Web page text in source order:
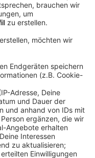
?
Fernsehsender
uns erzählt wie das